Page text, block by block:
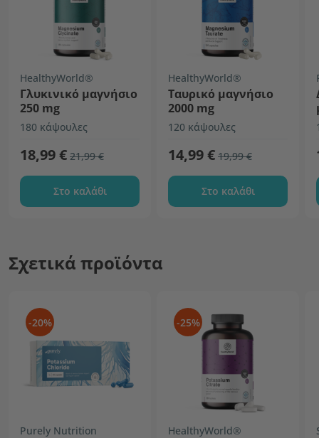
HealthyWorld®
Γλυκινικό μαγνήσιο
250 mg
180 κάψουλες
18,99 € 21,99 €
Στο καλάθι
HealthyWorld®
Ταυρικό μαγνήσιο
2000 mg
120 κάψουλες
14,99 € 19,99 €
Στο καλάθι
Σχετικά προϊόντα
-20%
Purely Nutrition
-25%
HealthyWorld®